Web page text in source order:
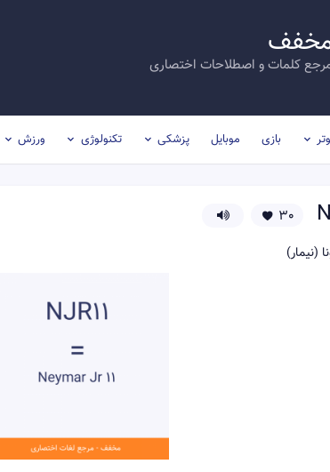
کلمات و اصطلاحات اختصاری
بازی موبایل پزشکی تکنولوژی ورزش
30
(نیمار)